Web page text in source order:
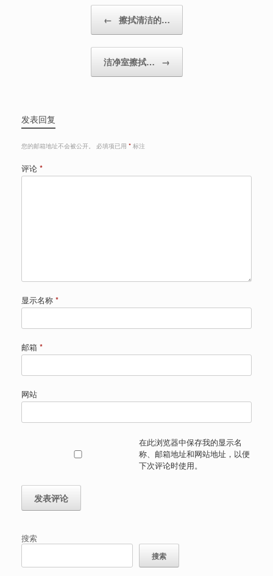
← 擦拭清洁的…
洁净室擦拭… →
发表回复
您的邮箱地址不会被公开。 必填项已用 * 标注
评论 *
显示名称 *
邮箱 *
网站
在此浏览器中保存我的显示名
称、邮箱地址和网站地址，以便
下次评论时使用。
搜索
搜索